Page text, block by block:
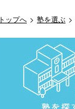
トップへ > 塾を選ぶ >